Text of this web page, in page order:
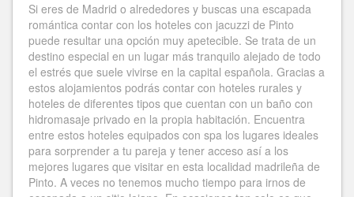
Si eres de Madrid o alrededores y buscas una escapada
romántica contar con los hoteles con jacuzzi de Pinto
puede resultar una opción muy apetecible. Se trata de un
destino especial en un lugar más tranquilo alejado de todo
el estrés que suele vivirse en la capital española. Gracias a
estos alojamientos podrás contar con hoteles rurales y
hoteles de diferentes tipos que cuentan con un baño con
hidromasaje privado en la propia habitación. Encuentra
entre estos hoteles equipados con spa los lugares ideales
para sorprender a tu pareja y tener acceso así a los
mejores lugares que visitar en esta localidad madrileña de
Pinto. A veces no tenemos mucho tiempo para irnos de